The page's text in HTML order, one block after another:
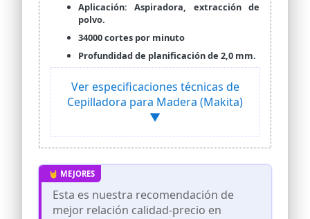
Aplicación: Aspiradora, extracción de
polvo.
34000 cortes por minuto
Profundidad de planificación de 2,0 mm.
Ver especificaciones técnicas de
Cepilladora para Madera (Makita)
▼
Esta es nuestra recomendación de
mejor relación calidad-precio en